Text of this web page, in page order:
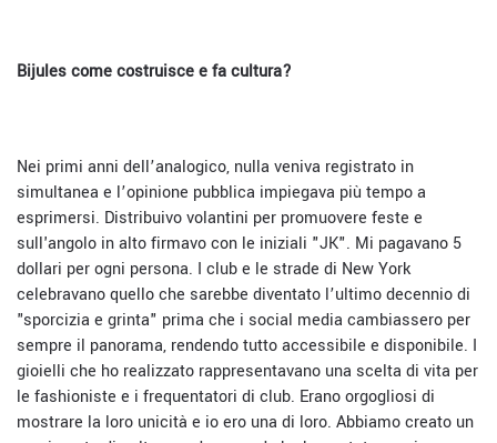
Bijules come costruisce e fa cultura?
Nei primi anni dell’analogico, nulla veniva registrato in
simultanea e l’opinione pubblica impiegava più tempo a
esprimersi. Distribuivo volantini per promuovere feste e
sull'angolo in alto firmavo con le iniziali "JK". Mi pagavano 5
dollari per ogni persona. I club e le strade di New York
celebravano quello che sarebbe diventato l’ultimo decennio di
"sporcizia e grinta" prima che i social media cambiassero per
sempre il panorama, rendendo tutto accessibile e disponibile. I
gioielli che ho realizzato rappresentavano una scelta di vita per
le fashioniste e i frequentatori di club. Erano orgogliosi di
mostrare la loro unicità e io ero una di loro. Abbiamo creato un